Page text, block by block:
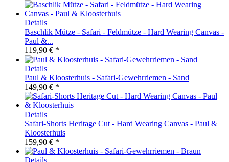
Details
Baschlik Mütze - Safari - Feldmütze - Hard Wearing Canvas -
Paul &...
119,90 € *
Details
Paul & Kloosterhuis - Safari-Gewehrriemen - Sand
149,90 € *
Details
Safari-Shorts Heritage Cut - Hard Wearing Canvas - Paul &
Kloosterhuis
159,90 € *
Details